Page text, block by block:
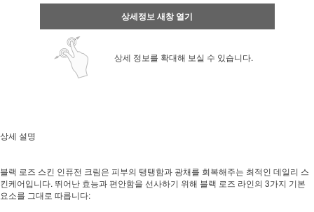
상세정보 새창 열기
상세 정보를 확대해 보실 수 있습니다.
상세 설명
블랙 로즈 스킨 인퓨전 크림은 피부의 탱탱함과 광채를 회복해주는 최적인 데일리 스
킨케어입니다. 뛰어난 효능과 편안함을 선사하기 위해 블랙 로즈 라인의 3가지 기본
요소를 그대로 따릅니다: